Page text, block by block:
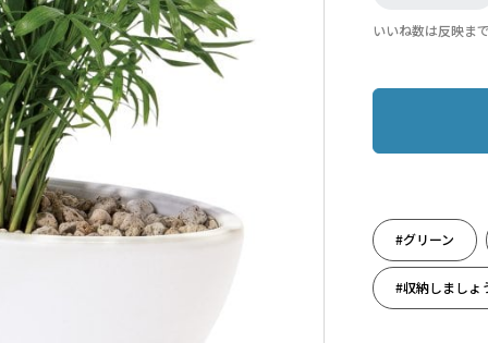
いいね数は反映ま
#グリーン
#収納しましょ